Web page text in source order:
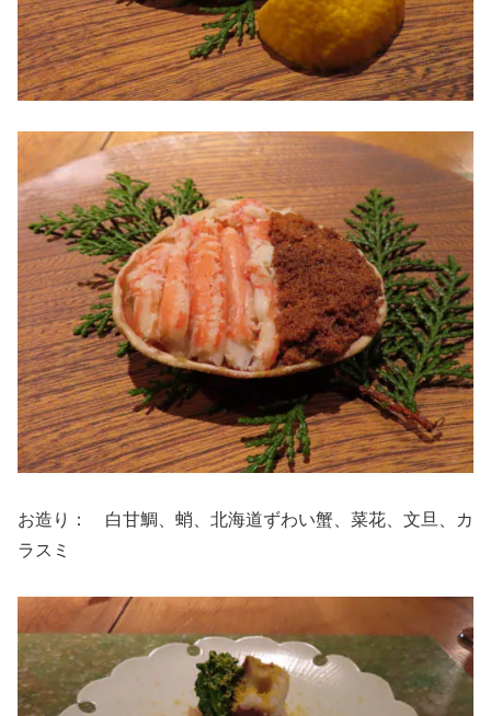
お造り： 白甘鯛、蛸、北海道ずわい蟹、菜花、文旦、カ
ラスミ